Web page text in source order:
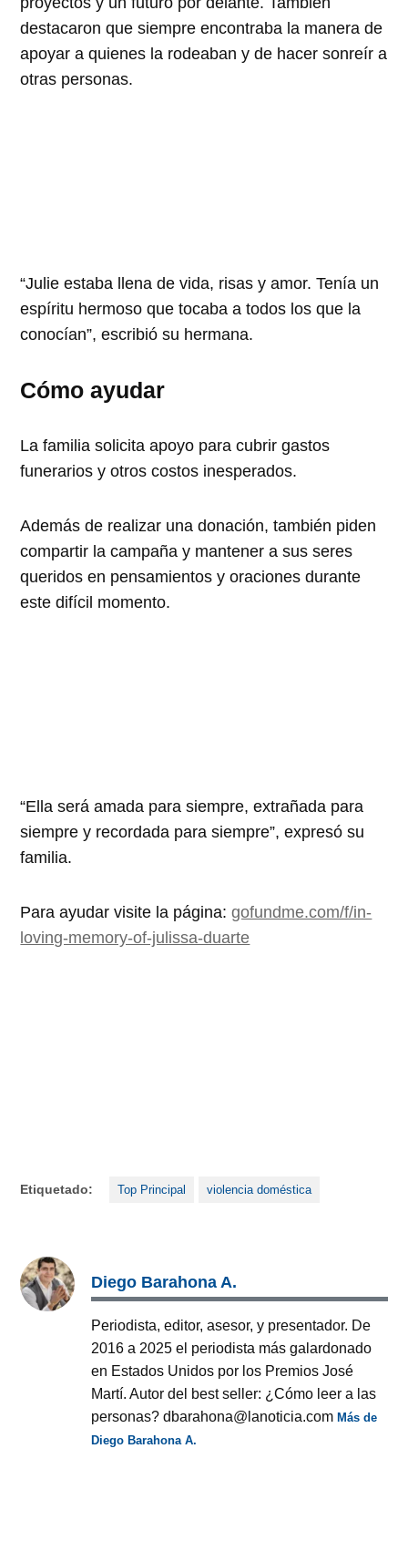
destacaron que siempre encontraba la manera de
apoyar a quienes la rodeaban y de hacer sonreír a
otras personas.
“Julie estaba llena de vida, risas y amor. Tenía un
espíritu hermoso que tocaba a todos los que la
conocían”, escribió su hermana.
Cómo ayudar
La familia solicita apoyo para cubrir gastos
funerarios y otros costos inesperados.
Además de realizar una donación, también piden
compartir la campaña y mantener a sus seres
queridos en pensamientos y oraciones durante
este difícil momento.
“Ella será amada para siempre, extrañada para
siempre y recordada para siempre”, expresó su
familia.
Para ayudar visite la página:gofundme.com/f/in-
loving-memory-of-julissa-duarte
Etiquetado: Top Principal violencia doméstica
Diego Barahona A.
Periodista, editor, asesor, y presentador. De
2016 a 2025 el periodista más galardonado
en Estados Unidos por los Premios José
Martí. Autor del best seller: ¿Cómo leer a las
personas? dbarahona@lanoticia.comMás de
Diego Barahona A.